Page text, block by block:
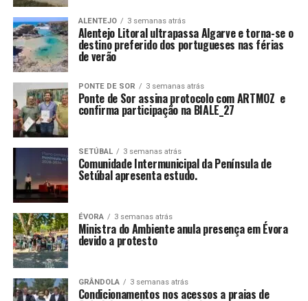
ALENTEJO 3 semanas atrás
Alentejo Litoral ultrapassa Algarve e torna-se o
destino preferido dos portugueses nas férias
de verão
PONTE DE SOR 3 semanas atrás
Ponte de Sor assina protocolo com ARTMOZ e
confirma participação na BIALE_27
SETÚBAL 3 semanas atrás
Comunidade Intermunicipal da Península de
Setúbal apresenta estudo.
ÉVORA 3 semanas atrás
Ministra do Ambiente anula presença em Évora
devido a protesto
GRÂNDOLA 3 semanas atrás
Condicionamentos nos acessos a praias de